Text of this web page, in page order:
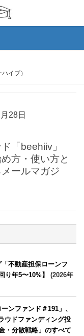
イブ）
28日
「beehiiv」
方・使い方と
ールマガジ
不動産担保ローンフ
り年5〜10%】
(2026年
ンファンド＃191」、
ウドファンディング投
・分散戦略」のすべて